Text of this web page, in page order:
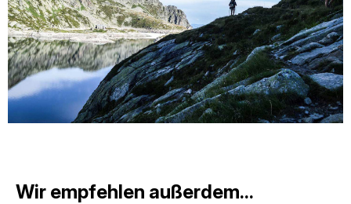
Wir empfehlen außerdem...